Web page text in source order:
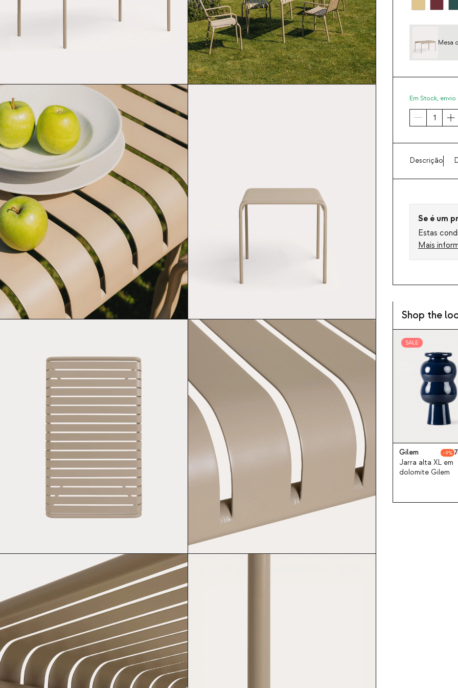
Mesa
Em Stock, envio
Descrição
Se é um
Estas
Mais
Shop the
SALE
Gilem 9
Jarra alta XL em
dolomite Gilem